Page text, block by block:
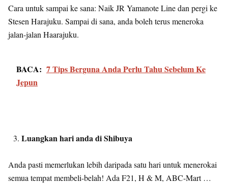
Cara untuk sampai ke sana: Naik JR Yamanote Line dan pergi ke
Stesen Harajuku. Sampai di sana, anda boleh terus meneroka
jalan-jalan Haarajuku.
BACA: 7 Tips Berguna Anda Perlu Tahu Sebelum Ke
Jepun
Luangkan hari anda di Shibuya
Anda pasti memerlukan lebih daripada satu hari untuk menerokai
semua tempat membeli-belah! Ada F21, H & M, ABC-Mart …